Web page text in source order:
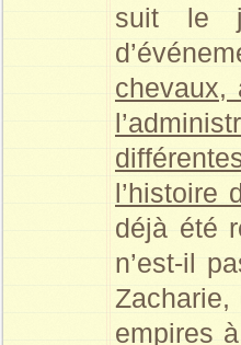
suit le
chevaux,
l’histoire
déjà été
n’est-il
Zacharie,
empires